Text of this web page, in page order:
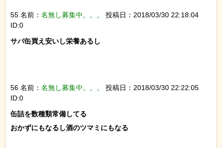
55 名前： 名無し募集中。。。
投稿日：2018/03/30 22:18:04
ID:0
サバ缶買え安いし栄養あるし
56 名前： 名無し募集中。。。
投稿日：2018/03/30 22:22:05
ID:0
缶詰を数種類常備してる
おかずにもなるし酒のツマミにもなる